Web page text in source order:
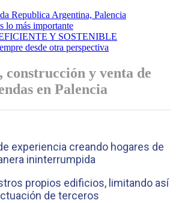
construcción y venta de
en Palencia
experiencia creando hogares de
ininterrumpida
propios edificios, limitando así
de terceros